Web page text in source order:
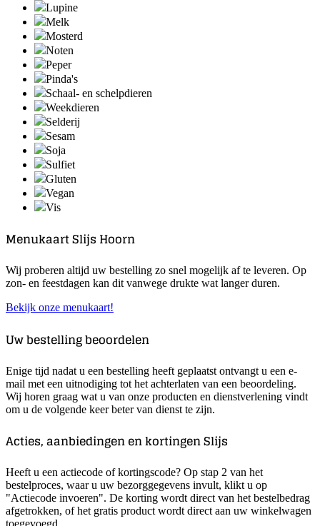
Lupine
Melk
Mosterd
Noten
Peper
Pinda's
Schaal- en schelpdieren
Weekdieren
Selderij
Sesam
Soja
Sulfiet
Gluten
Vegan
Vis
Menukaart Slijs Hoorn
Wij proberen altijd uw bestelling zo snel mogelijk af te leveren. Op
zon- en feestdagen kan dit vanwege drukte wat langer duren.
Bekijk onze menukaart!
Uw bestelling beoordelen
Enige tijd nadat u een bestelling heeft geplaatst ontvangt u een e-
mail met een uitnodiging tot het achterlaten van een beoordeling.
Wij horen graag wat u van onze producten en dienstverlening vindt
om u de volgende keer beter van dienst te zijn.
Acties, aanbiedingen en kortingen Slijs
Heeft u een actiecode of kortingscode? Op stap 2 van het
bestelproces, waar u uw bezorggegevens invult, klikt u op
"Actiecode invoeren". De korting wordt direct van het bestelbedrag
afgetrokken, of het gratis product wordt direct aan uw winkelwagen